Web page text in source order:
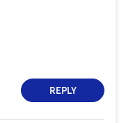
REPLY